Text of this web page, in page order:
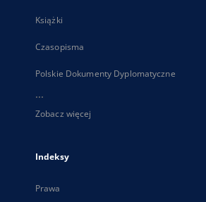
Książki
Czasopisma
Polskie Dokumenty Dyplomatyczne
...
Zobacz więcej
Indeksy
Prawa